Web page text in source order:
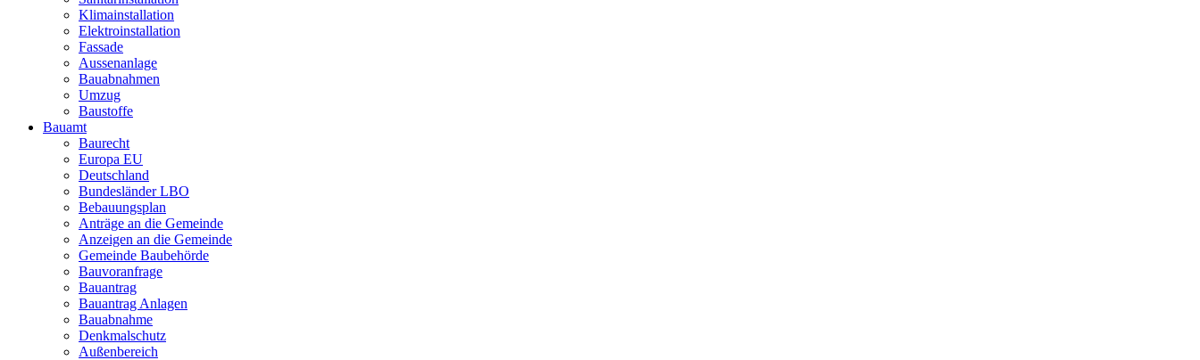
Klimainstallation
Elektroinstallation
Fassade
Aussenanlage
Bauabnahmen
Umzug
Baustoffe
Bauamt
Baurecht
Europa EU
Deutschland
Bundesländer LBO
Bebauungsplan
Anträge an die Gemeinde
Anzeigen an die Gemeinde
Gemeinde Baubehörde
Bauvoranfrage
Bauantrag
Bauantrag Anlagen
Bauabnahme
Denkmalschutz
Außenbereich